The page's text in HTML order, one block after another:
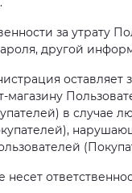
за утрату
другой
магазину
в случае